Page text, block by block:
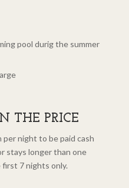
pool durig the summer
THE PRICE
night to be paid cash
stays longer than one
7 nights only.